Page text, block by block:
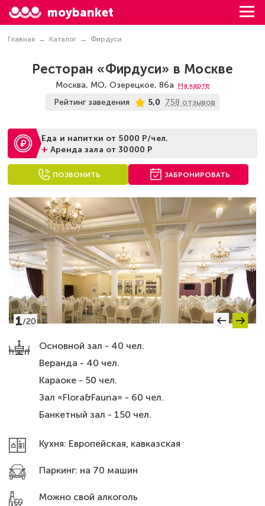
moybanket
Главная Каталог Фирдуси
Ресторан «Фирдуси» в Москве
Москва, МО, Озерецкое, 86а На карте
Рейтинг заведения 5,0 758 отзывов
Еда и напитки от 5000 Р/чел.
+ Аренда зала от 30000 Р
ПОЗВОНИТЬ ЗАБРОНИРОВАТЬ
Основной зал - 40 чел.
Веранда - 40 чел.
Караоке - 50 чел.
Зал «Flora&Fauna» - 60 чел.
Банкетный зал - 150 чел.
Кухня: Европейская, кавказская
Паркинг: на 70 машин
Можно свой алкоголь
1/20